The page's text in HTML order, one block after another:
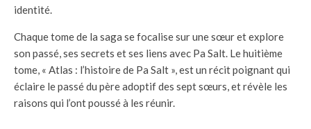
identité.
Chaque tome de la saga se focalise sur une sœur et explore
son passé, ses secrets et ses liens avec Pa Salt. Le huitième
tome, « Atlas : l’histoire de Pa Salt », est un récit poignant qui
éclaire le passé du père adoptif des sept sœurs, et révèle les
raisons qui l’ont poussé à les réunir.